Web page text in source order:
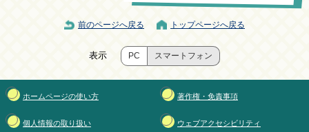
前のページへ戻る トップページへ戻る
表示 PC スマートフォン
ホームページの使い方 著作権・免責事項
個人情報の取り扱い ウェブアクセシビリティ